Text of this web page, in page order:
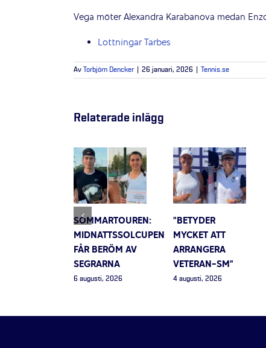
Vega möter Alexandra Karabanova medan
Lottningar Tarbes
Av Torbjörn Dencker 26 januari, 2026 Tennis.se
Relaterade inlägg
SOMMARTOUREN:
MIDNATTSSOLCUPEN
FÅR BERÖM AV
SEGRARNA
6 augusti, 2026
”BETYDER
MYCKET ATT
ARRANGERA
VETERAN-SM”
4 augusti, 2026